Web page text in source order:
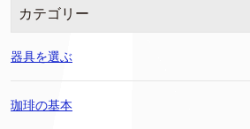
カテゴリー
器具を選ぶ
珈琲の基本